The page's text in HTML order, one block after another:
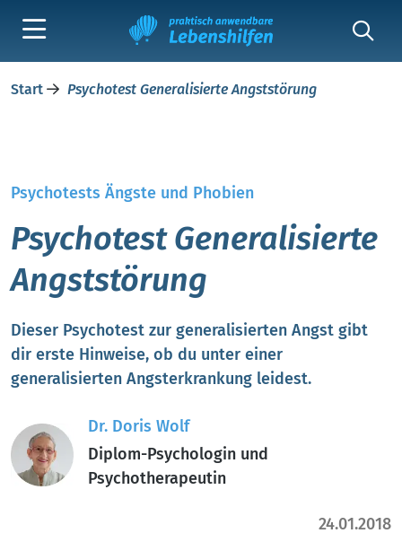
Start Psychotest Generalisierte Angststörung
Psychotests Ängste und Phobien
Psychotest Generalisierte
Angststörung
Dieser Psychotest zur generalisierten Angst gibt
dir erste Hinweise, ob du unter einer
generalisierten Angsterkrankung leidest.
Dr. Doris Wolf
Diplom-Psychologin und
Psychotherapeutin
24.01.2018